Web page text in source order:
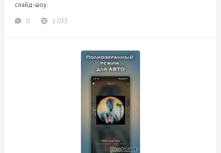
слайд-шоу.
0
1 033